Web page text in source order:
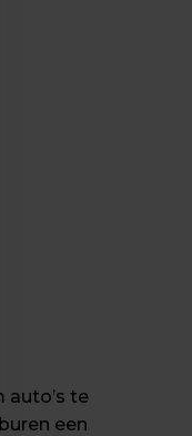
auto’s te
een